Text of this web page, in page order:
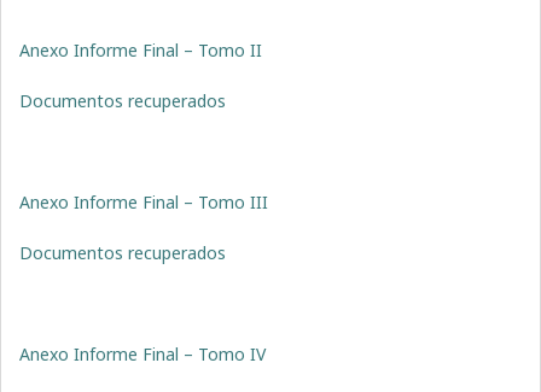
Anexo Informe Final – Tomo II
Documentos recuperados
Anexo Informe Final – Tomo III
Documentos recuperados
Anexo Informe Final – Tomo IV